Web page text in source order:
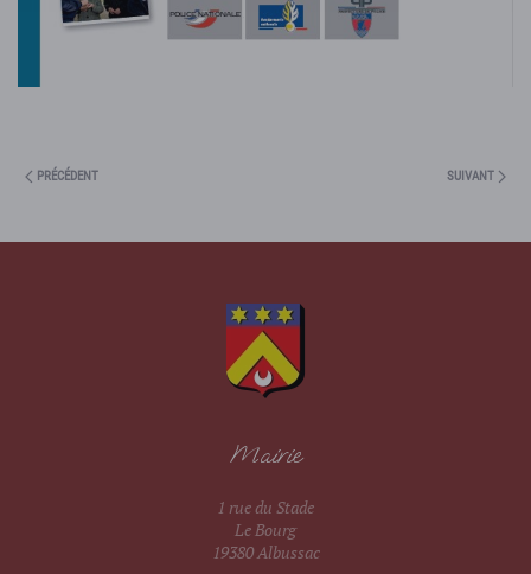
PRÉCÉDENT SUIVANT
Mairie
1 rue du Stade
Le Bourg
19380 Albussac